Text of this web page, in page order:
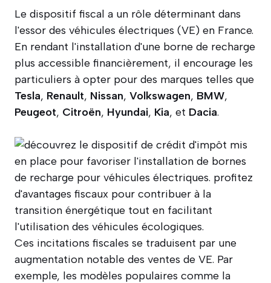
Le dispositif fiscal a un rôle déterminant dans
l'essor des véhicules électriques (VE) en France.
En rendant l'installation d'une borne de recharge
plus accessible financièrement, il encourage les
particuliers à opter pour des marques telles que
Tesla, Renault, Nissan, Volkswagen, BMW,
Peugeot, Citroën, Hyundai, Kia, et Dacia.
Ces incitations fiscales se traduisent par une
augmentation notable des ventes de VE. Par
exemple, les modèles populaires comme la